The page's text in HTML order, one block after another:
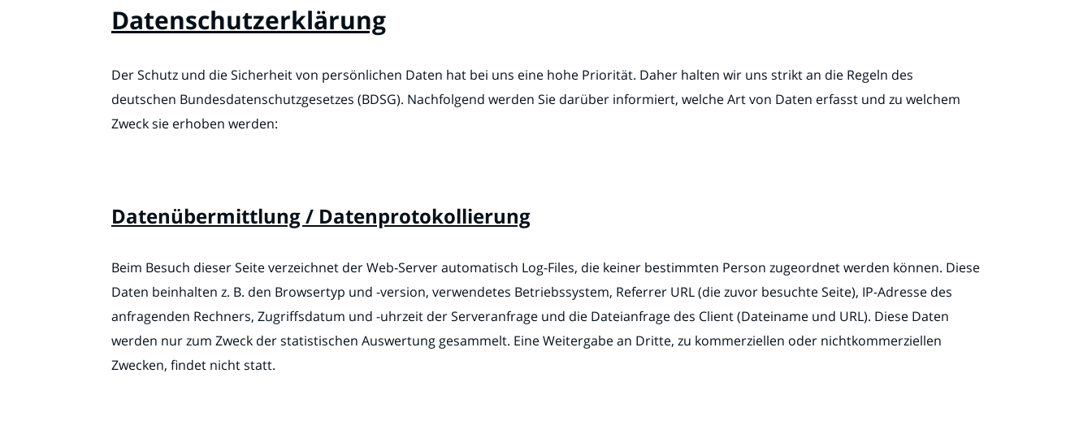
Datenschutzerklärung
Der Schutz und die Sicherheit von persönlichen Daten hat bei uns eine hohe Priorität. Daher halten wir uns strikt an die Regeln des
deutschen Bundesdatenschutzgesetzes (BDSG). Nachfolgend werden Sie darüber informiert, welche Art von Daten erfasst und zu welchem
Zweck sie erhoben werden:
Datenübermittlung / Datenprotokollierung
Beim Besuch dieser Seite verzeichnet der Web-Server automatisch Log-Files, die keiner bestimmten Person zugeordnet werden können. Diese
Daten beinhalten z. B. den Browsertyp und -version, verwendetes Betriebssystem, Referrer URL (die zuvor besuchte Seite), IP-Adresse des
anfragenden Rechners, Zugriffsdatum und -uhrzeit der Serveranfrage und die Dateianfrage des Client (Dateiname und URL). Diese Daten
werden nur zum Zweck der statistischen Auswertung gesammelt. Eine Weitergabe an Dritte, zu kommerziellen oder nichtkommerziellen
Zwecken, findet nicht statt.